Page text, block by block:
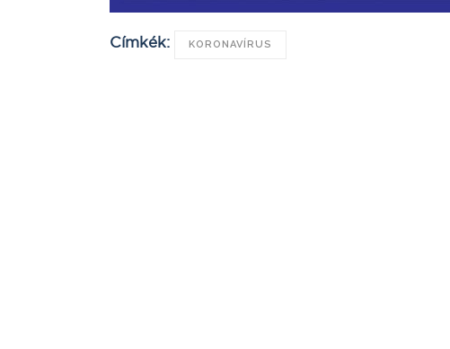
Címkék: KORONAVÍRUS